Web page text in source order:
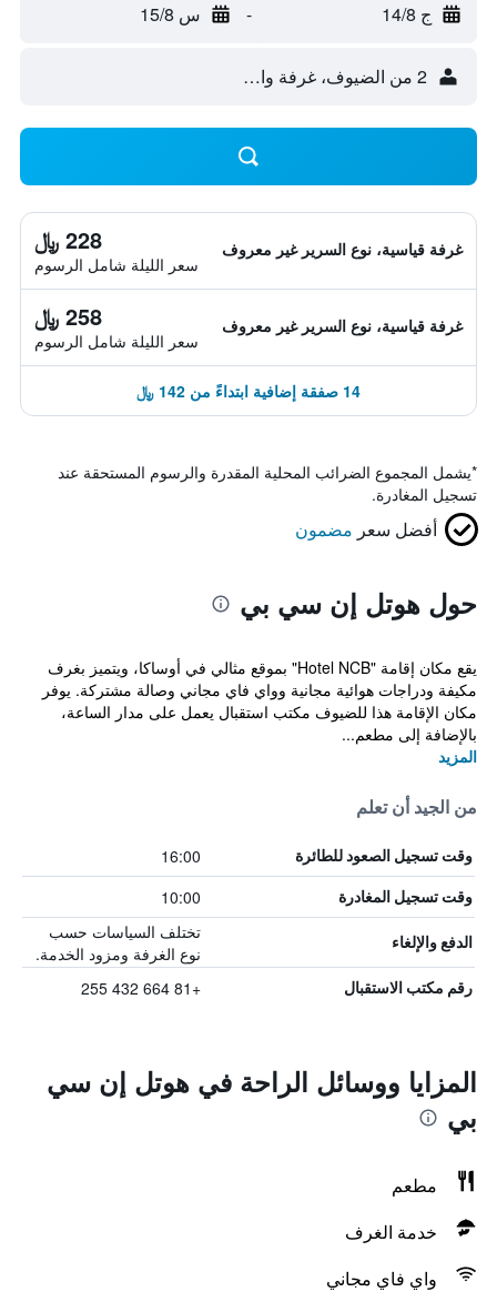
ج 14/8 - س 15/8
2 من الضيوف، غرفة واحدة
غرفة قياسية، نوع السرير غير معروف 228 ﷼
سعر الليلة شامل الرسوم
غرفة قياسية، نوع السرير غير معروف 258 ﷼
سعر الليلة شامل الرسوم
14 صفقة إضافية ابتداءً من 142 ﷼
*يشمل المجموع الضرائب المحلية المقدرة والرسوم المستحقة عند
تسجيل المغادرة.
أفضل سعر مضمون
حول هوتل إن سي بي
يقع مكان إقامة "Hotel NCB" بموقع مثالي في أوساكا، ويتميز بغرف
مكيفة ودراجات هوائية مجانية وواي فاي مجاني وصالة مشتركة. يوفر
مكان الإقامة هذا للضيوف مكتب استقبال يعمل على مدار الساعة،
بالإضافة إلى مطعم...
المزيد
من الجيد أن تعلم
وقت تسجيل الصعود للطائرة 16:00
وقت تسجيل المغادرة 10:00
الدفع والإلغاء
تختلف السياسات حسب
نوع الغرفة ومزود الخدمة.
رقم مكتب الاستقبال +81 664 432 255
المزايا ووسائل الراحة في هوتل إن سي
بي
مطعم
خدمة الغرف
واي فاي مجاني